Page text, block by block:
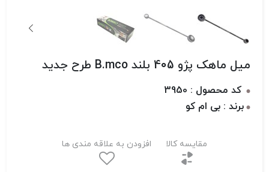
میل ماهک پژو 405 بلند B.mco طرح جدید
کد محصول : 3950
برند : بی ام کو
مقایسه کالا افزودن به علاقه مندی ها